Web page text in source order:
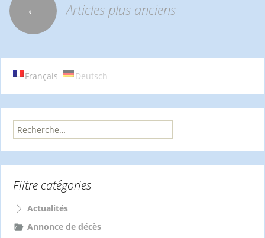
Moulin
Navigation
des
articles
← Articles plus anciens
Français Deutsch
R
e
c
h
r
h
e
Filtre catégories
Actualités
Annonce de décès